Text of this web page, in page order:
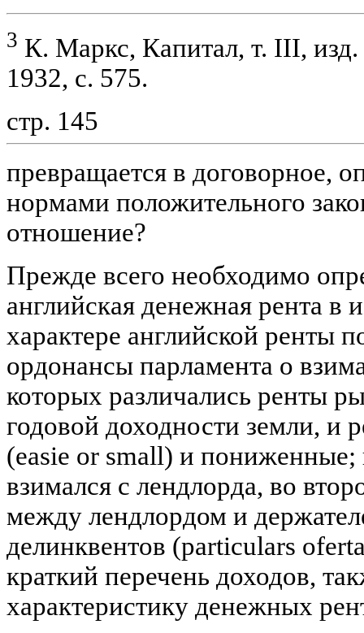
3 К. Маркс, Капитал, т. III,
1932, с. 575.
стр. 145
превращается в договорное,
нормами положительного
отношение?
Прежде всего необходимо
английская денежная рента в
характере английской ренты
ордонансы парламента о
которых различались ренты
годовой доходности земли, и
(easie or small) и пониженные;
взимался с лендлорда, во
между лендлордом и
делинквентов (particulars
краткий перечень доходов,
характеристику денежных